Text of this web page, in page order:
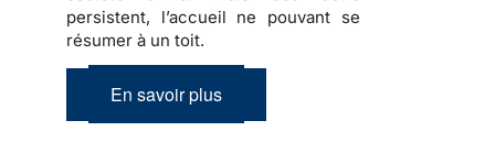
persistent, l’accueil ne pouvant se
résumer à un toit.
En savoir plus